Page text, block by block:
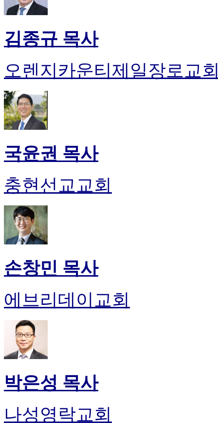
김종규 목사
오렌지카운티제일장로교
국윤권 목사
충현선교교회
손창민 목사
에브리데이교회
박은성 목사
나성영락교회